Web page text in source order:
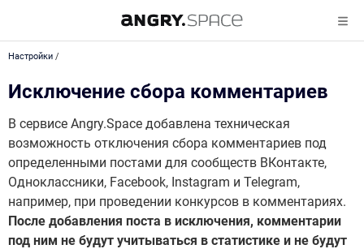
Настройки /
Исключение сбора комментариев
В сервисе Angry.Space добавлена техническая
возможность отключения сбора комментариев под
определенными постами для сообществ ВКонтакте,
Одноклассники, Facebook, Instagram и Telegram,
например, при проведении конкурсов в комментариях.
После добавления поста в исключения, комментарии
под ним не будут учитываться в статистике и не будут